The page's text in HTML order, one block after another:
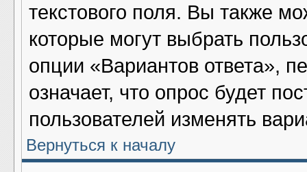
текстового поля. Вы также
которые могут выбрать
опции «Вариантов ответа»,
означает, что опрос будет
пользователей изменять
Вернуться к началу